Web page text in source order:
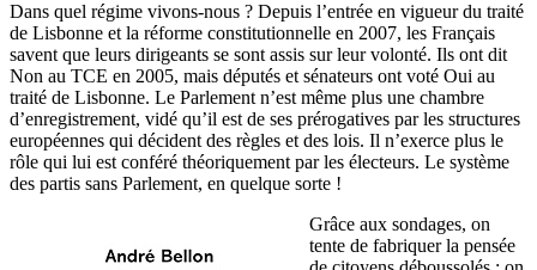
Dans quel régime vivons-nous ? Depuis l’entrée en vigueur du traité
de Lisbonne et la réforme constitutionnelle en 2007, les Français
savent que leurs dirigeants se sont assis sur leur volonté. Ils ont dit
Non au TCE en 2005, mais députés et sénateurs ont voté Oui au
traité de Lisbonne. Le Parlement n’est même plus une chambre
d’enregistrement, vidé qu’il est de ses prérogatives par les structures
européennes qui décident des règles et des lois. Il n’exerce plus le
rôle qui lui est conféré théoriquement par les électeurs. Le système
des partis sans Parlement, en quelque sorte !
Grâce aux sondages, on
tente de fabriquer la pensée